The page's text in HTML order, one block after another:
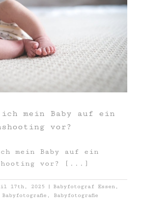
mein Baby auf ein
vor?
mein Baby auf ein
vor? [...]
17th, 2025 | Babyfotograf Essen ,
Babyfotografie , Babyfotografie